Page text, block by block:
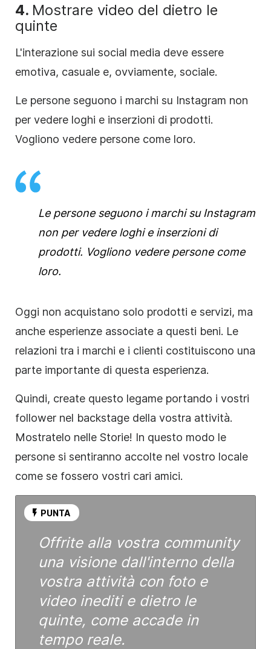
4. Mostrare video del dietro le
quinte
L'interazione sui social media deve essere
emotiva, casuale e, ovviamente, sociale.
Le persone seguono i marchi su Instagram non
per vedere loghi e inserzioni di prodotti.
Vogliono vedere persone come loro.
Le persone seguono i marchi su Instagram
non per vedere loghi e inserzioni di
prodotti. Vogliono vedere persone come
loro.
Oggi non acquistano solo prodotti e servizi, ma
anche esperienze associate a questi beni. Le
relazioni tra i marchi e i clienti costituiscono una
parte importante di questa esperienza.
Quindi, create questo legame portando i vostri
follower nel backstage della vostra attività.
Mostratelo nelle Storie! In questo modo le
persone si sentiranno accolte nel vostro locale
come se fossero vostri cari amici.
PUNTA
Offrite alla vostra community
una visione dall'interno della
vostra attività con foto e
video inediti e dietro le
quinte, come accade in
tempo reale.